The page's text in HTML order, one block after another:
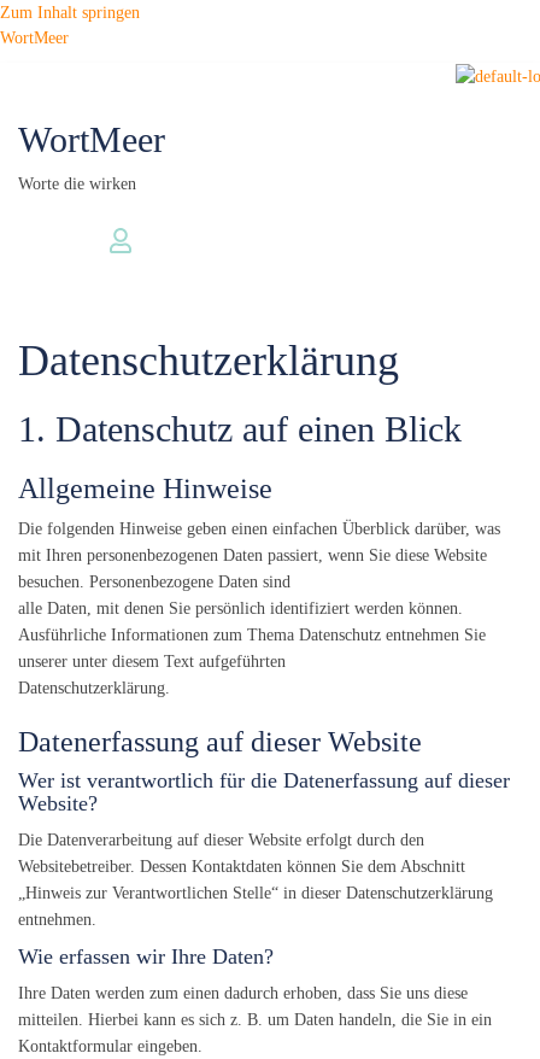
Zum Inhalt springen
WortMeer
WortMeer
Worte die wirken
Datenschutzerklärung
1. Datenschutz auf einen Blick
Allgemeine Hinweise
Die folgenden Hinweise geben einen einfachen Überblick darüber, was
mit Ihren personenbezogenen Daten passiert, wenn Sie diese Website
besuchen. Personenbezogene Daten sind
alle Daten, mit denen Sie persönlich identifiziert werden können.
Ausführliche Informationen zum Thema Datenschutz entnehmen Sie
unserer unter diesem Text aufgeführten
Datenschutzerklärung.
Datenerfassung auf dieser Website
Wer ist verantwortlich für die Datenerfassung auf dieser
Website?
Die Datenverarbeitung auf dieser Website erfolgt durch den
Websitebetreiber. Dessen Kontaktdaten können Sie dem Abschnitt
„Hinweis zur Verantwortlichen Stelle“ in dieser Datenschutzerklärung
entnehmen.
Wie erfassen wir Ihre Daten?
Ihre Daten werden zum einen dadurch erhoben, dass Sie uns diese
mitteilen. Hierbei kann es sich z. B. um Daten handeln, die Sie in ein
Kontaktformular eingeben.